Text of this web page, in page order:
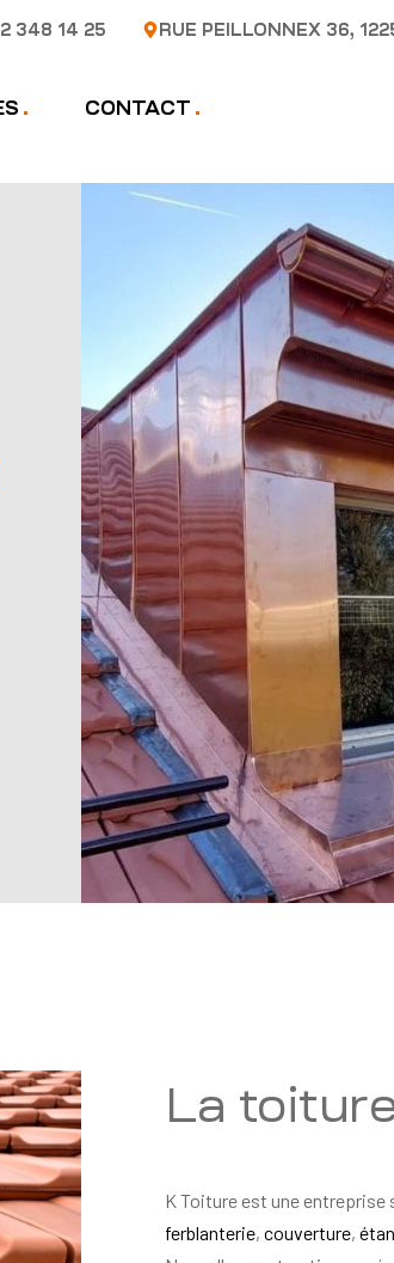
348 14 25 RUE PEILLONNEX 36,
CONTACT
La
K Toiture est une
ferblanterie, couverture,